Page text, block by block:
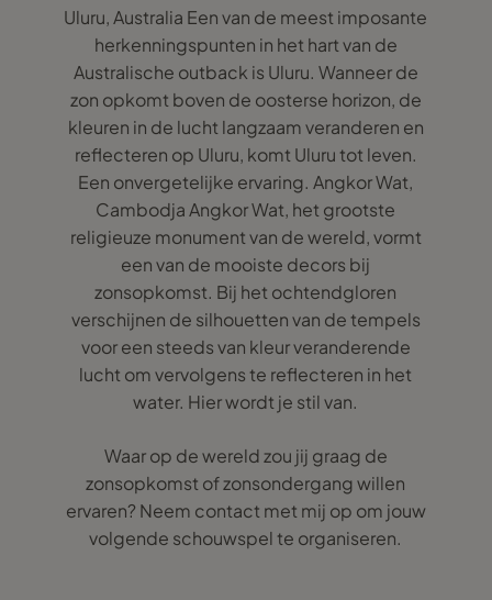
Uluru, Australia Een van de meest imposante
herkenningspunten in het hart van de
Australische outback is Uluru. Wanneer de
zon opkomt boven de oosterse horizon, de
kleuren in de lucht langzaam veranderen en
reflecteren op Uluru, komt Uluru tot leven.
Een onvergetelijke ervaring. Angkor Wat,
Cambodja Angkor Wat, het grootste
religieuze monument van de wereld, vormt
een van de mooiste decors bij
zonsopkomst. Bij het ochtendgloren
verschijnen de silhouetten van de tempels
voor een steeds van kleur veranderende
lucht om vervolgens te reflecteren in het
water. Hier wordt je stil van.
Waar op de wereld zou jij graag de
zonsopkomst of zonsondergang willen
ervaren? Neem contact met mij op om jouw
volgende schouwspel te organiseren.